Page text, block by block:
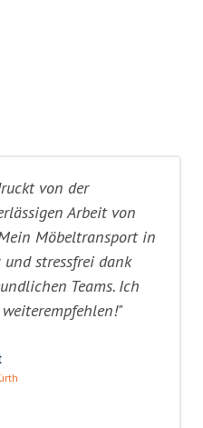
von der
Arbeit von
Möbeltransport in
stressfrei dank
Teams. Ich